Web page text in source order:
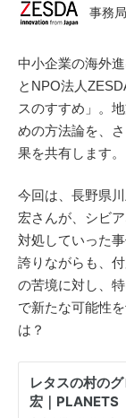
事務局
中小企業の海外
とNPO法人
スのすすめ」。
めの方法論を、
果を共有します。
今回は、長野県
宏さんが、シビ
対処していった
誇りながらも、
の苦境に対し、
で新たな可能性
は？